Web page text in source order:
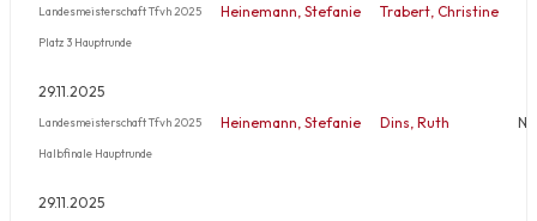
Landesmeisterschaft Tfvh 2025
Platz 3 Hauptrunde
Heinemann, Stefanie Trabert, Christine
29.11.2025
Landesmeisterschaft Tfvh 2025
Halbfinale Hauptrunde
Heinemann, Stefanie Dins, Ruth
29.11.2025